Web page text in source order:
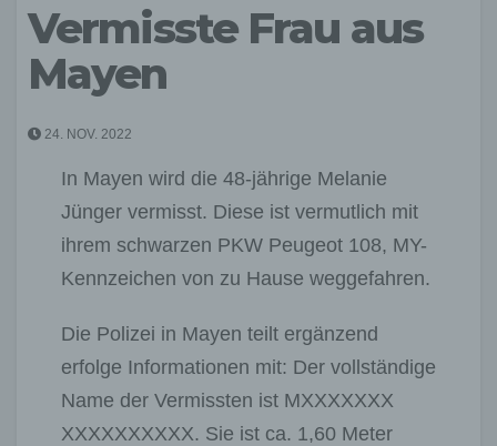
Vermisste Frau aus
Mayen
24. NOV. 2022
In Mayen wird die 48-jährige Melanie
Jünger vermisst. Diese ist vermutlich mit
ihrem schwarzen PKW Peugeot 108, MY-
Kennzeichen von zu Hause weggefahren.
Die Polizei in Mayen teilt ergänzend
erfolge Informationen mit: Der vollständige
Name der Vermissten ist MXXXXXXX
XXXXXXXXXX. Sie ist ca. 1,60 Meter